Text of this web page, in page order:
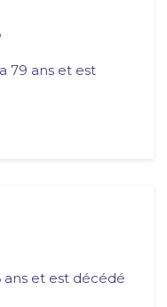
79 ans et est
ans et est décédé